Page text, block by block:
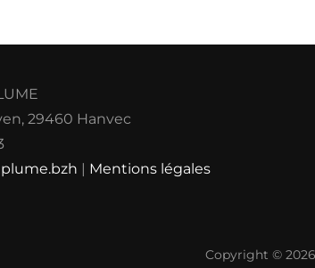
29460 Hanvec
| Mentions légales
Copyright © 2026